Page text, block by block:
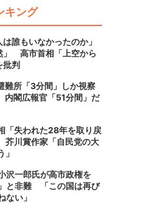
キング
誰もいなかったのか」
」 高市首相「上空から
批判
難所「3分間」しか視察
閣広報官「51分間」だ
「失われた28年を取り戻
川賞作家「自民党の大
」
沢一郎氏が高市政権を
と非難 「この国は再び
ない」